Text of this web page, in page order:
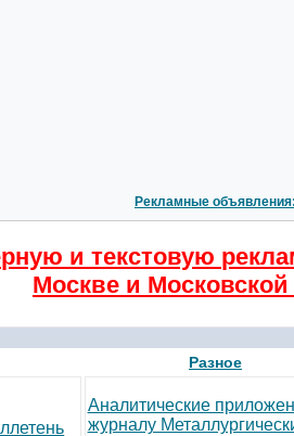
Рекламные
и текстовую
Москве и Московской
Разное
Аналитические
журналу